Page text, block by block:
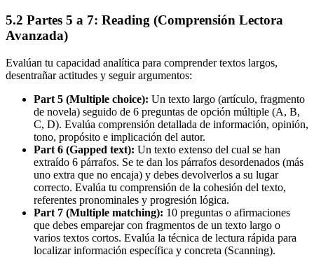
5.2 Partes 5 a 7: Reading (Comprensión Lectora
Avanzada)
Evalúan tu capacidad analítica para comprender textos largos,
desentrañar actitudes y seguir argumentos:
Part 5 (Multiple choice): Un texto largo (artículo, fragmento
de novela) seguido de 6 preguntas de opción múltiple (A, B,
C, D). Evalúa comprensión detallada de información, opinión,
tono, propósito e implicación del autor.
Part 6 (Gapped text): Un texto extenso del cual se han
extraído 6 párrafos. Se te dan los párrafos desordenados (más
uno extra que no encaja) y debes devolverlos a su lugar
correcto. Evalúa tu comprensión de la cohesión del texto,
referentes pronominales y progresión lógica.
Part 7 (Multiple matching): 10 preguntas o afirmaciones
que debes emparejar con fragmentos de un texto largo o
varios textos cortos. Evalúa la técnica de lectura rápida para
localizar información específica y concreta (Scanning).